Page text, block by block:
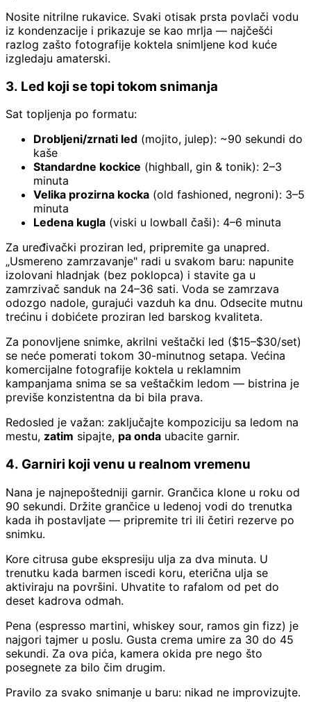
Nosite nitrilne rukavice. Svaki otisak prsta povlači vodu
iz kondenzacije i prikazuje se kao mrlja — najčešći
razlog zašto fotografije koktela snimljene kod kuće
izgledaju amaterski.
3. Led koji se topi tokom snimanja
Sat topljenja po formatu:
Drobljeni/zrnati led (mojito, julep): ~90 sekundi do
kaše
Standardne kockice (highball, gin & tonik): 2–3
minuta
Velika prozirna kocka (old fashioned, negroni): 3–5
minuta
Ledena kugla (viski u lowball čaši): 4–6 minuta
Za uređivački proziran led, pripremite ga unapred.
„Usmereno zamrzavanje" radi u svakom baru: napunite
izolovani hladnjak (bez poklopca) i stavite ga u
zamrzivač sanduk na 24–36 sati. Voda se zamrzava
odozgo nadole, gurajući vazduh ka dnu. Odsecite mutnu
trećinu i dobićete proziran led barskog kvaliteta.
Za ponovljene snimke, akrilni veštački led ($15–$30/set)
se neće pomerati tokom 30-minutnog setapa. Većina
komercijalne fotografije koktela u reklamnim
kampanjama snima se sa veštačkim ledom — bistrina je
previše konzistentna da bi bila prava.
Redosled je važan: zaključajte kompoziciju sa ledom na
mestu, zatim sipajte, pa onda ubacite garnir.
4. Garniri koji venu u realnom vremenu
Nana je najnepoštedniji garnir. Grančica klone u roku od
90 sekundi. Držite grančice u ledenoj vodi do trenutka
kada ih postavljate — pripremite tri ili četiri rezerve po
snimku.
Kore citrusa gube ekspresiju ulja za dva minuta. U
trenutku kada barmen iscedi koru, eterična ulja se
aktiviraju na površini. Uhvatite to rafalom od pet do
deset kadrova odmah.
Pena (espresso martini, whiskey sour, ramos gin fizz) je
najgori tajmer u poslu. Gusta crema umire za 30 do 45
sekundi. Za ova pića, kamera okida pre nego što
posegnete za bilo čim drugim.
Pravilo za svako snimanje u baru: nikad ne improvizujte.